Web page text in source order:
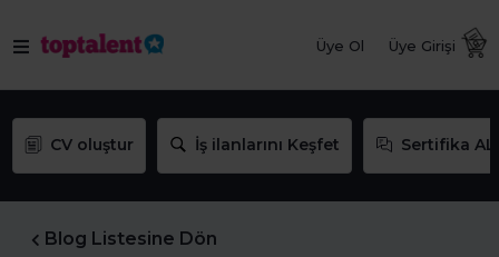
Üye Ol Üye Girişi
CV oluştur İş ilanlarını Keşfet Sertifika AL
Blog Listesine Dön